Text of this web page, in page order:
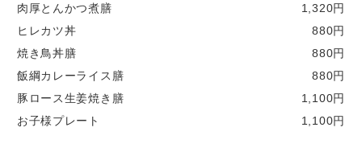
肉厚とんかつ煮膳
1,320円
ヒレカツ丼
880円
焼き鳥丼膳
880円
飯綱カレーライス膳
880円
豚ロース生姜焼き膳
1,100円
お子様プレート
1,100円